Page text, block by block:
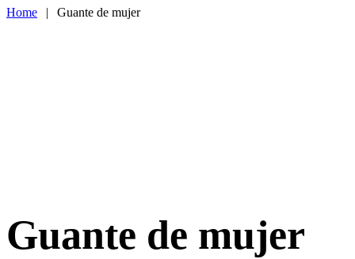
Home | Guante de mujer
Guante de mujer